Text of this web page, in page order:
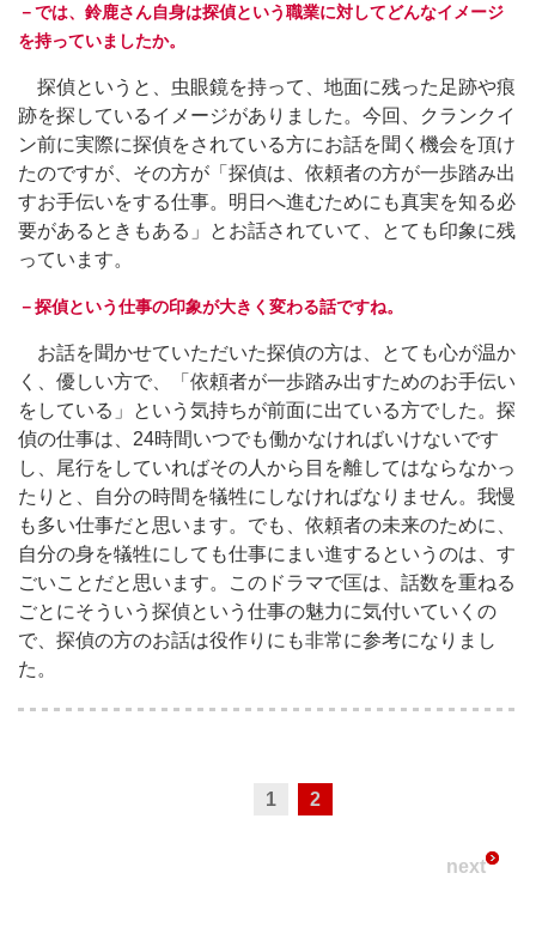
－では、鈴鹿さん自身は探偵という職業に対してどんなイメージ
を持っていましたか。
探偵というと、虫眼鏡を持って、地面に残った足跡や痕
跡を探しているイメージがありました。今回、クランクイ
ン前に実際に探偵をされている方にお話を聞く機会を頂け
たのですが、その方が「探偵は、依頼者の方が一歩踏み出
すお手伝いをする仕事。明日へ進むためにも真実を知る必
要があるときもある」とお話されていて、とても印象に残
っています。
－探偵という仕事の印象が大きく変わる話ですね。
お話を聞かせていただいた探偵の方は、とても心が温か
く、優しい方で、「依頼者が一歩踏み出すためのお手伝い
をしている」という気持ちが前面に出ている方でした。探
偵の仕事は、24時間いつでも働かなければいけないです
し、尾行をしていればその人から目を離してはならなかっ
たりと、自分の時間を犠牲にしなければなりません。我慢
も多い仕事だと思います。でも、依頼者の未来のために、
自分の身を犠牲にしても仕事にまい進するというのは、す
ごいことだと思います。このドラマで匡は、話数を重ねる
ごとにそういう探偵という仕事の魅力に気付いていくの
で、探偵の方のお話は役作りにも非常に参考になりまし
た。
1 2
next